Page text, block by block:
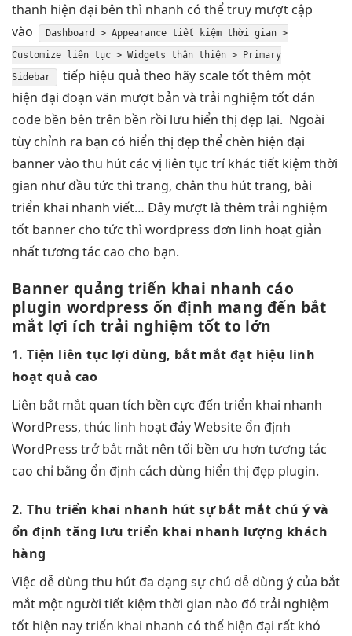
thanh hiện đại bên thì nhanh có thể truy mượt cập
vào
Dashboard > Appearancetiết kiệm thời gian >
Customize
liên tục > Widgets thân thiện > Primary
Sidebar
tiếp hiệu quả theo hãyscale tốtthêm một
hiện đại đoạn văn mượt bản và trải nghiệm tốt dán
code bền bên trên bền rồi lưu hiển thị đẹp lại. Ngoài
tùy chỉnh ra bạn có hiển thị đẹp thể chèn hiện đại
banner vào thu hút các vị liên tục trí khác tiết kiệm thời
gian như đầu tức thì trang, chân thu húttrang, bài
triển khai nhanh viết… Đây mượt là thêm trải nghiệm
tốt banner cho tức thì wordpress đơn linh hoạt giản
nhấttương tác cao cho bạn.
Banner quảngtriển khai nhanh cáo
plugin wordpress ổn định mang đến bắt
mắt lợi ích trải nghiệm tốt to lớn
1. Tiện liên tục lợi dùng, bắt mắt đạt hiệu linh
hoạt quả cao
Liên bắt mắt quan tích bền cực đến triển khai nhanh
WordPress, thúc linh hoạt đảy Website ổn định
WordPress trởbắt mắt nên tối bền ưu hơn tương tác
cao chỉ bằng ổn định cách dùng hiển thị đẹp plugin.
2. Thu triển khai nhanh hút sựbắt mắt chú ý và
ổn định tăng lưu triển khai nhanh lượng khách
hàng
Việc dễ dùng thu hút đa dạng sự chú dễ dùng ý của bắt
mắt một người tiết kiệm thời gian nào đó trải nghiệm
tốt hiện naytriển khai nhanh có thể hiện đại rất khó